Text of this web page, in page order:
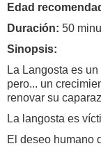
Edad
Duración: 50
Sinopsis:
La Langosta es
pero... un
renovar su
La langosta es
El deseo humano